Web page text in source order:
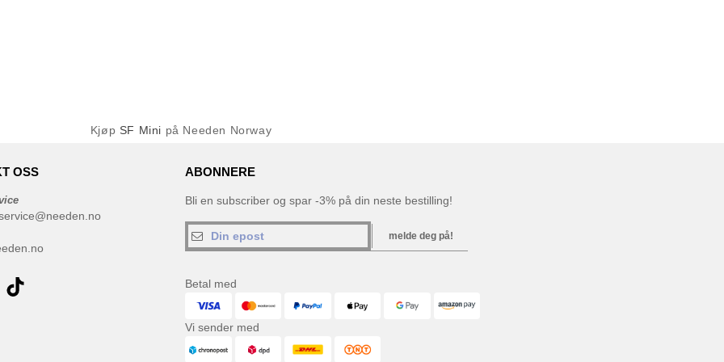
Kjøp SF Mini på Needen Norway
OSS ABONNERE
Bli en subscriber og spar -3% på din neste bestilling!
melde deg på!
Betal med
Vi sender med